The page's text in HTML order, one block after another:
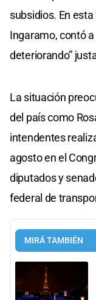
subsidios. En
Ingaramo, contó a
deteriorando”
La situación
del país como
intendentes
agosto en el
diputados y
federal de
MIRÁ TAMBIÉN